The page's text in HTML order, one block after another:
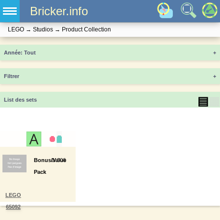
Bricker.info
LEGO → Studios → Product Collection
Année +
Filtrer +
List des sets ▤
LEGO
65092
Bonus/Value
Pack
0306